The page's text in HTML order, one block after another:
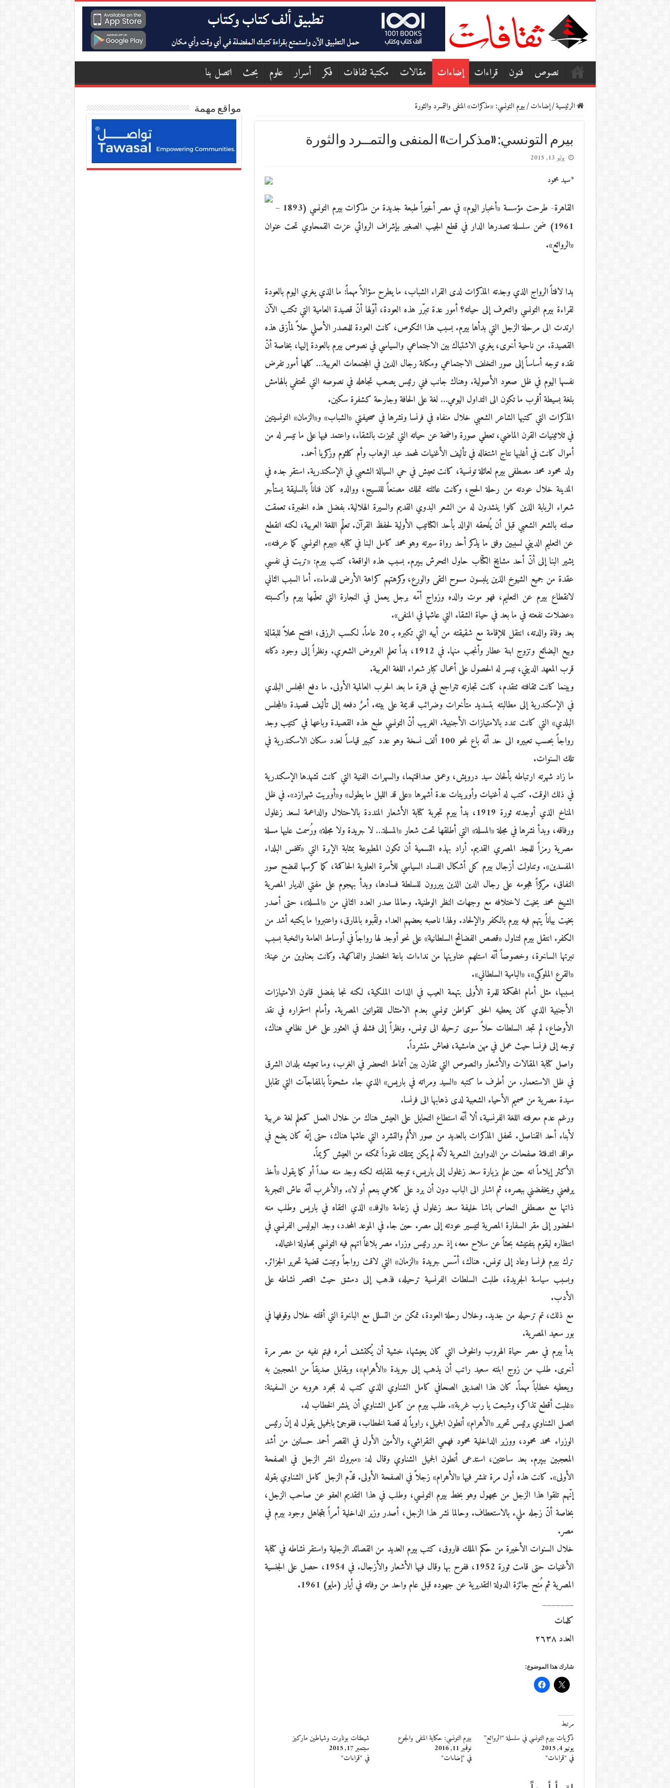
نصوص فنون قراءات إضاءات مقالات مكتبة ثقافات فكر أسرار علوم بحث اتصل بنا
الرئيسية/إضاءات/بيرم التونسي: «مذكرات» المنفى والتمــرد والثورة
بيرم التونسي: «مذكرات» المنفى والتمــرد والثورة
يوليو 13, 2015
*سيد محمود
القاهرة- طرحت مؤسسة «أخبار اليوم» في مصر أخيراً طبعة جديدة من مذكرات بيرم التونسي (1893 –
1961) ضمن سلسلة تصدرها الدار في قطع الجيب الصغير بإشراف الروائي عزت القمحاوي تحت عنوان
«الروائع».
بدا لافتاً الرواج الذي وجدته المذكرات لدى القراء الشباب، ما يطرح سؤالاً مهماً: ما الذي يغري اليوم بالعودة
لقراءة بيرم التونسي والتعرف إلى حياته؟ أمور عدة تبرّر هذه العودة، أوّلها أنّ قصيدة العامية التي تكتب الآن
ارتدت الى مرحلة الزجل التي بدأها بيرم. بسبب هذا النكوص، كانت العودة للمصدر الأصلي حلاً لمأزق هذه
القصيدة. من ناحية أخرى، يغري الاشتباك بين الاجتماعي والسياسي في نصوص بيرم بالعودة إليها، بخاصة أنّ
نقده توجه أساساً إلى صور التخلف الاجتماعي ومكانة رجال الدين في المجتمعات العربية… كلها أمور تفرض
نفسها اليوم في ظل صعود الأصولية. وهناك جانب فني رئيس يصعب تجاهله في نصوصه التي تحتفي بالهامش
بلغة بسيطة أقرب ما تكون الى التداول اليومي… لغة على الحافة وجارحة كشفرة سكين.
المذكرات التي كتبها الشاعر الشعبي خلال منفاه في فرنسا ونشرها في صحيفتي «الشباب» و«الزمان» التونسيتين
في ثلاثينيات القرن الماضي، تعطي صورة واضحة عن حياته التي تميزت بالشقاء، واعتمد فيها على ما تيسر له من
أموال كانت في أغلبها نتاج اشتغاله في تأليف الأغنيات لمحمد عبد الوهاب وأم كلثوم وزكريا أحمد.
ولد محمود محمد مصطفى بيرم لعائلة تونسية، كانت تعيش في حي السيالة الشعبي في الإسكندرية. استقر جده في
المدينة خلال عودته من رحلة الحج، وكانت عائلته تملك مصنعاً للنسيج، ووالده كان فناناً بالسليقة يستأجر
شعراء الربابة الذين كانوا ينشدون له من الشعر البدوي القديم والسيرة الهلالية. بفضل هذه الخبرة، تعمقت
صلته بالشعر الشعبي قبل أن يُلحقه الوالد بأحد الكتاتيب الأولية لحفظ القرآن. تعلّم اللغة العربية، لكنه انقطع
عن التعليم الديني لسببين وفق ما يذكر أحد رواة سيرته وهو محمد كامل البنا في كتابه «بيرم التونسي كما عرفته».
يشير البنا إلى أنّ أحد مشايخ الكتّاب حاول التحرش ببيرم. بسبب هذه الواقعة، كتب بيرم: «تربت في نفسي
عقدة من جميع الشيوخ الذين يلبسون مسوح التقى والورع، وكرهتهم كراهة الأرض للدماء». أما السبب الثاني
لانقطاع بيرم عن التعليم، فهو موت والده وزواج أمّه برجل يعمل في النجارة التي تعلّمها بيرم وأكسبته
«عضلات نفعته في ما بعد في حياة الشقاء التي عاشها في المنفى».
بعد وفاة والدته، انتقل للإقامة مع شقيقته من أبيه التي تكبره بـ 20 عاماً. لكسب الرزق، افتتح محلاً للبقالة
وبيع البضائع وتزوج ابنة عطار وأنجب منها. في 1912، بدأ تعلم العروض الشعري. ونظراً إلى وجود دكانه
قرب المعهد الديني، تيسر له الحصول على أعمال كبار شعراء اللغة العربية.
وبينما كانت ثقافته تتقدم، كانت تجارته تتراجع في فترة ما بعد الحرب العالمية الأولى. ما دفع المجلس البلدي
في الإسكندرية إلى مطالبته بتسديد متأخرات وضرائب قديمة على بيته. أمرٌ دفعه إلى تأليف قصيدة «المجلس
البلدي» التي كانت تندد بالامتيازات الأجنبية. الغريب أنّ التونسي طبع هذه القصيدة وباعها في كتيب وجد
رواجاً بحسب تعبيره الى حد أنّه باع نحو 100 ألف نسخة وهو عدد كبير قياساً لعدد سكان الاسكندرية في
تلك السنوات.
ما زاد شهرته ارتباطه بألحان سيد درويش، وعمق صداقتهما، والسهرات الفنية التي كانت تشهدها الإسكندرية
في ذلك الوقت. كتب له أغنيات وأوبريتات عدة أشهرها «على قد الليل ما يطول» و«أوبريت شهرازد». في ظل
المناخ الذي أوجدته ثورة 1919، بدأ بيرم تجربة كتابة الأشعار المنددة بالاحتلال والداعمة لسعد زغلول
ورفاقه، وبدأ نشرها في مجلة «المسلة» التي أطلقها تحت شعار «المسلة… لا جريدة ولا مجلة» ورُسمت عليها مسلة
مصرية رمزاً للمجد المصري القديم. أراد بهذه التسمية أن تكون المطبوعة بمثابة الإبرة التي «تنخس البلداء
المفسدين». وتناولت أزجال بيرم كل أشكال الفساد السياسي للأسرة العلوية الحاكمة، كما كرسها لفضح صور
النفاق، مركزاً هجومه على رجال الدين الذين يبررون للسلطة فسادها، وبدأ بهجوم على مفتي الديار المصرية
الشيخ محمد بخيت لاختلافه مع وجهات النظر الوطنية. وحالما صدر العدد الثاني من «المسلة»، حتى أصدر
بخيت بياناً يتهم فيه بيرم بالكفر والإلحاد. ولهذا ناصبه بعضهم العداء ولقّبوه بالمارق، واعتبروا ما يكتبه أشد من
الكفر. انتقل بيرم لتناول «قصص الفضائح السلطانية» على نحو أوجد لها رواجاً في أوساط العامة والنخبة بسبب
نبرتها الساخرة، وخصوصاً أنّه استلهم عناوينها من نداءات باعة الخضار والفاكهة. وكانت بعناوين من عينة:
«القرع الملوكي»، «البامية السلطاني».
بسببها، مثل أمام المحكمة للمرة الأولى بتهمة العيب في الذات الملكية، لكنه نجا بفضل قانون الامتيازات
الأجنبية الذي كان يعطيه الحق كمواطن تونسي بعدم الامتثال للقوانين المصرية. وأمام استمراره في نقد
الأوضاع، لم تجد السلطات حلاً سوى ترحيله الى تونس. ونظراً إلى فشله في العثور على عمل نظامي هناك،
توجه إلى فرنسا حيث عمل في مهن هامشية، فعاش متشرداً.
واصل كتابة المقالات والأشعار والنصوص التي تقارن بين أنماط التحضر في الغرب، وما تعيشه بلدان الشرق
في ظل الاستعمار. من أطرف ما كتبه «السيد ومراته في باريس» الذي جاء مشحوناً بالمفاجآت التي تقابل
سيدة مصرية من صميم الأحياء الشعبية لدى ذهابها الى فرنسا.
ورغم عدم معرفته اللغة الفرنسية، ألا أنّه استطاع التحايل على العيش هناك من خلال العمل كمعلم لغة عربية
لأبناء أحد القناصل. تحفل المذكرات بالعديد من صور الألم والتشرد التي عاشها هناك، حتى إنّه كان يضع في
مواقد التدفئة صفحات من الدواوين الشعرية لأنّه لم يكن يمتلك نقوداً تمكنه من العيش كريماً.
الأكثر إيلاماً انه حين علم بزيارة سعد زغلول إلى باريس، توجه لمقابلته لكنه وجد منه صداً أو كما يقول «أخذ
يرفعني ويخفضني ببصره، ثم اشار الى الباب دون أن يرد على كلامي بنعم أو لا». والأغرب أنّه عاش التجربة
ذاتها مع مصطفى النحاس باشا خليفة سعد زغلول في زعامة «الوفد» الذي التقاه في باريس وطلب منه
الحضور إلى مقر السفارة المصرية لتيسير عودته إلى مصر. حين جاء في الموعد المحدد، وجد البوليس الفرنسي في
انتظاره ليقوم بتفتيشه بحثاً عن سلاح معه، إذ حرر رئيس وزراء مصر بلاغاً اتهم فيه التونسي بمحاولة اغتياله.
ترك بيرم فرنسا وعاد إلى تونس. هناك، أسّس جريدة «الزمان» التي لاقت رواجاً وتبنت قضية تحرير الجزائر.
وبسبب سياسة الجريدة، طلبت السلطات الفرنسية ترحيله، فذهب إلى دمشق حيث اقتصر نشاطه على
الأدب.
مع ذلك، تم ترحيله من جديد. وخلال رحلة العودة، تمكن من التسلل مع الباخرة التي أقلته خلال وقوفها في
بور سعيد المصرية.
بدأ بيرم في مصر حياة الهروب والخوف التي كان يعيشها، خشية أن يُكتشف أمره فيتم نفيه من مصر مرة
أخرى. طلب من زوج ابنته سعيد راتب أن يذهب إلى جريدة «الأهرام»، ويقابل صديقاً من المعجبين به
ويعطيه خطاباً مهماً. كان هذا الصديق الصحافي كامل الشناوي الذي كتب له بمجرد هروبه من السفينة:
«غلبت أقطع تذاكر، وشبعت يا رب غربة». طلب بيرم من كامل الشناوي أن ينشر الخطاب له.
اتصل الشناوي برئيس تحرير «الأهرام» أنطون الجميل، راوياً له قصة الخطاب، ففوجئ بالجميل يقول له إنّ رئيس
الوزراء محمد محمود، ووزير الداخلية محمود فهمي النقراشي، والأمين الأول في القصر أحمد حسانين من أشد
المعجبين ببيرم. بعد ساعتين، استدعى أنطون الجميل الشناوي وقال له: «مبروك انشر الزجل في الصفحة
الأولى». كانت هذه أول مرة تنشر فيها «الأهرام» زجلاً في الصفحة الأولى. قدّم الزجل كامل الشناوي بقوله
إنّهم تلقوا هذا الزجل من مجهول وهو بخط بيرم التونسي، وطلب في هذا التقديم العفو عن صاحب الزجل،
بخاصة أنّ زجله مليء بالاستعطاف. وحالما نشر هذا الزجل، أصدر وزير الداخلية أمراً بتجاهل وجود بيرم في
مصر.
خلال السنوات الأخيرة من حكم الملك فاروق، كتب بيرم العديد من القصائد الزجلية واستقر نشاطه في كتابة
الأغنيات حتى قامت ثورة 1952، ففرح بها وقال فيها الأشعار والأزجال. في 1954، حصل على الجنسية
المصرية ثم مُنح جائزة الدولة التقديرية عن جهوده قبل عام واحد من وفاته في أيار (مايو) 1961.
_______
كلمات
العدد ٢٦٣٨
شارك هذا الموضوع:
مرتبط
ذكريات بيرم التونسي في سلسلة “الروائع”
يونيو 4, 2015
في "قراءات"
بيرم التونسي: حكاية المنفى والجوع
نوفمبر 11, 2016
في "إضاءات"
شيطنات بونابرت وشياطين ماركيز
سبتمبر 17, 2015
في "قراءات"
مواقع مهمة